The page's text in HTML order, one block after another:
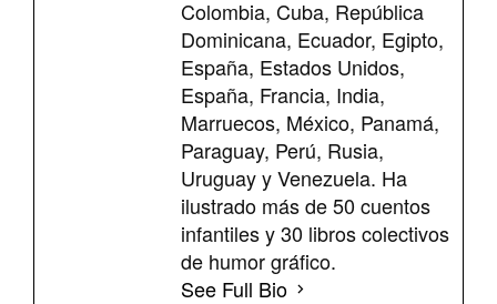
Colombia, Cuba, República
Dominicana, Ecuador, Egipto,
España, Estados Unidos,
España, Francia, India,
Marruecos, México, Panamá,
Paraguay, Perú, Rusia,
Uruguay y Venezuela. Ha
ilustrado más de 50 cuentos
infantiles y 30 libros colectivos
de humor gráfico.
See Full Bio